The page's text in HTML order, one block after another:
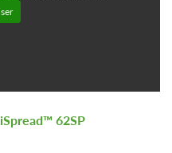
62SP